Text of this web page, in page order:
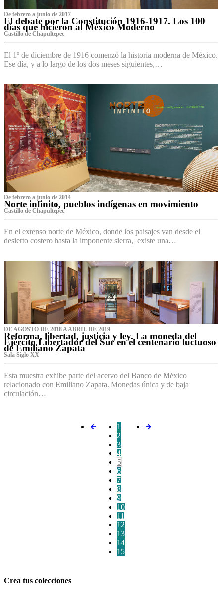
De febrero a junio de 2017
El debate por la Constitución 1916-1917. Los 100
días que hicieron al México Moderno
Castillo de Chapultepec
El 1º de diciembre de 1916 comenzó la historia moderna de México.
Ese día, y a lo largo de los dos meses siguientes,…
De febrero a junio de 2014
Norte infinito, pueblos indígenas en movimiento
Castillo de Chapultepec
En el extenso norte de México, donde los paisajes van desde el
desierto costero hasta la imponente sierra, existe una…
DE AGOSTO DE 2018 A ABRIL DE 2019
Reforma, libertad, justicia y ley. La moneda del
Ejército Libertador del Sur en el centenario luctuoso
de Emiliano Zapata
Sala Siglo XX
Esta muestra exhibe parte del acervo del Banco de México
relacionado con Emiliano Zapata. Monedas única y de baja
circulación…
1
2
3
4
5
6
7
8
9
10
11
12
13
14
15
Crea tus colecciones